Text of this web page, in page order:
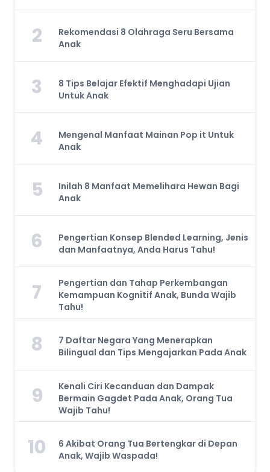
2
Rekomendasi 8 Olahraga Seru Bersama
Anak
3
8 Tips Belajar Efektif Menghadapi Ujian
Untuk Anak
4
Mengenal Manfaat Mainan Pop it Untuk
Anak
5
Inilah 8 Manfaat Memelihara Hewan Bagi
Anak
6
Pengertian Konsep Blended Learning, Jenis
dan Manfaatnya, Anda Harus Tahu!
7
Pengertian dan Tahap Perkembangan
Kemampuan Kognitif Anak, Bunda Wajib
Tahu!
8
7 Daftar Negara Yang Menerapkan
Bilingual dan Tips Mengajarkan Pada Anak
9
Kenali Ciri Kecanduan dan Dampak
Bermain Gagdet Pada Anak, Orang Tua
Wajib Tahu!
10
6 Akibat Orang Tua Bertengkar di Depan
Anak, Wajib Waspada!